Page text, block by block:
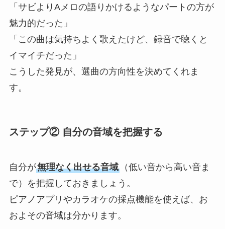
「サビよりAメロの語りかけるようなパートの方が
魅力的だった」
「この曲は気持ちよく歌えたけど、録音で聴くと
イマイチだった」
こうした発見が、選曲の方向性を決めてくれま
す。
ステップ② 自分の音域を把握する
自分が無理なく出せる音域（低い音から高い音ま
で）を把握しておきましょう。
ピアノアプリやカラオケの採点機能を使えば、お
およその音域は分かります。